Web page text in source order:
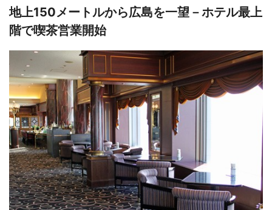
地上150メートルから広島を一望－ホテル最上
階で喫茶営業開始